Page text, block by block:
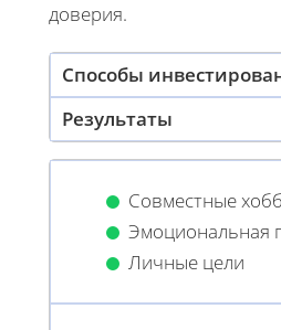
доверия.
Способы
Результаты
Совместные
Эмоциональная
Личные цели